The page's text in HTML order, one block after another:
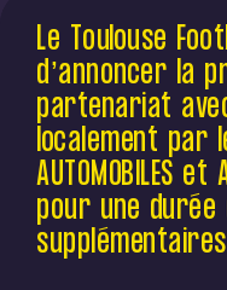
Le Toulouse
d’annoncer la
partenariat avec
localement par
AUTOMOBILES et
une durée de
supplémentaires.
Le Toulouse
d’annoncer la
partenariat
localement par
AUTOMOBILES et
pour une